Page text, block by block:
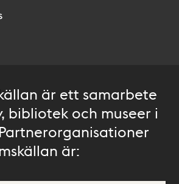
är ett samarbete
bibliotek och museer i
är: